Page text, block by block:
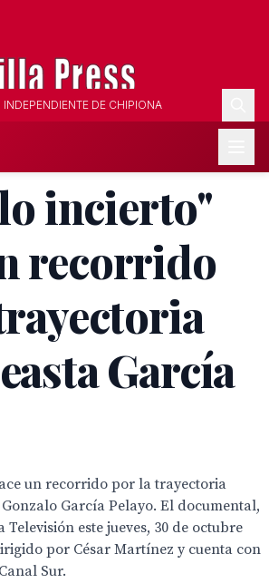
INDEPENDIENTE DE CHIPIONA
incierto"
recorrido
García
un recorrido por la trayectoria
García Pelayo. El documental,
este jueves, 30 de octubre
por César Martínez y cuenta con
Sur.